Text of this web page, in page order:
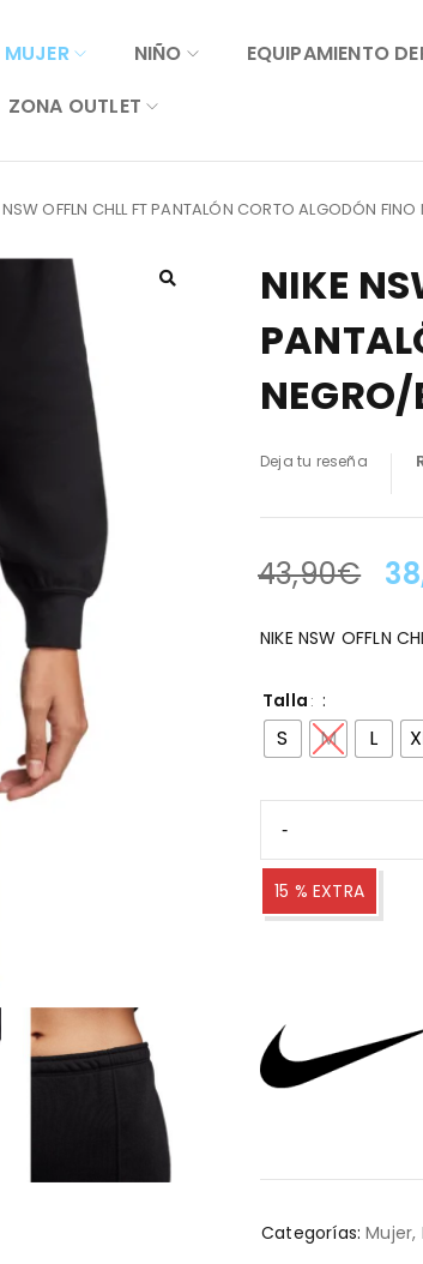
MUJER NIÑO
EQUIPAMIENTO
ZONA OUTLET
NSW OFFLN CHLL FT PANTALÓN CORTO ALGODÓN
NIKE
Deja tu reseña
LA OFERTA
43,90€
NIKE NSW OFFLN
Talla
S M L
15 % EXTRA
Categorías: Mujer,